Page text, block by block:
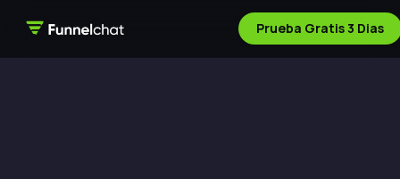
Prueba Gratis 3 Dias